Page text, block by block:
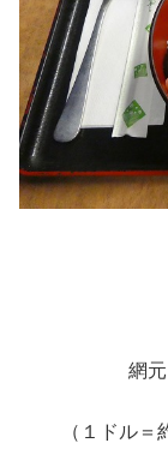
網
（１ドル